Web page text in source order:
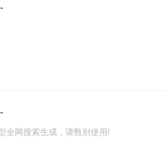
-
-
全网搜索生成，请甄别使用!